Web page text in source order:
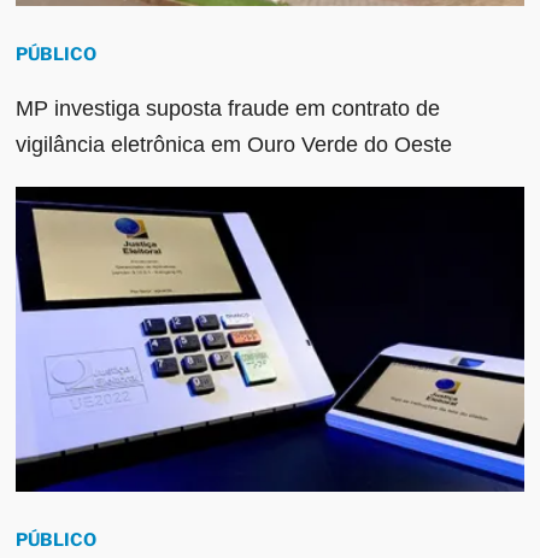
PÚBLICO
MP investiga suposta fraude em contrato de
vigilância eletrônica em Ouro Verde do Oeste
PÚBLICO